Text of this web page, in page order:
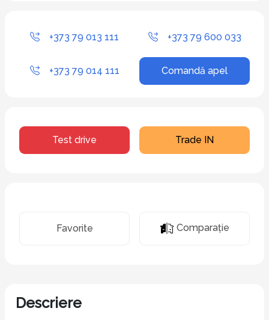
+373 79 013 111 +373 79 600 033
+373 79 014 111 Comandă apel
Test drive Trade IN
Favorite Comparaţie
Descriere